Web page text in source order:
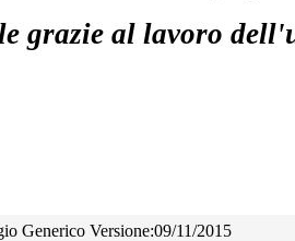
grazie al lavoro
Generico Versione:09/11/2015